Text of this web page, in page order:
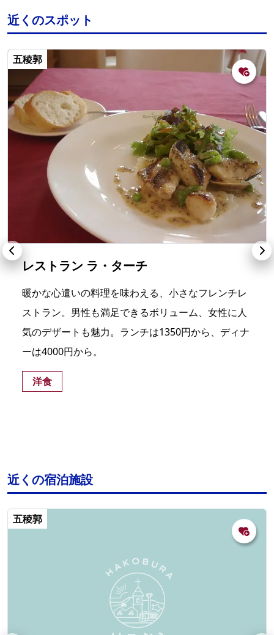
近くのスポット
五稜郭
レストラン ラ・ターチ
暖かな心遣いの料理を味わえる、小さなフレンチレ
ストラン。男性も満足できるボリューム、女性に人
気のデザートも魅力。ランチは1350円から、ディナ
ーは4000円から。
洋食
近くの宿泊施設
五稜郭